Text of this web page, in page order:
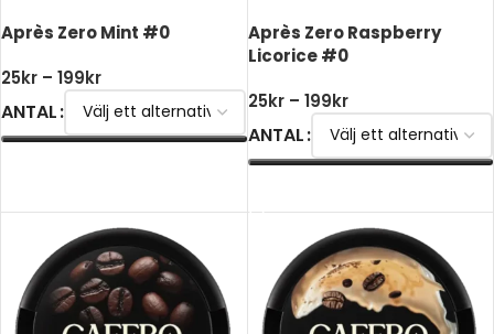
Après Zero Mint #0
25kr – 199kr
ANTAL
Après Zero Raspberry
Licorice #0
25kr – 199kr
ANTAL